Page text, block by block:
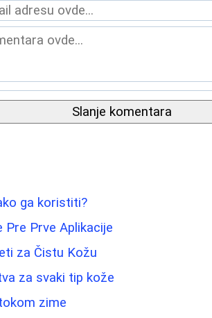
Slanje komentara
ga koristiti?
Prve Aplikacije
za Čistu Kožu
za svaki tip kože
zime